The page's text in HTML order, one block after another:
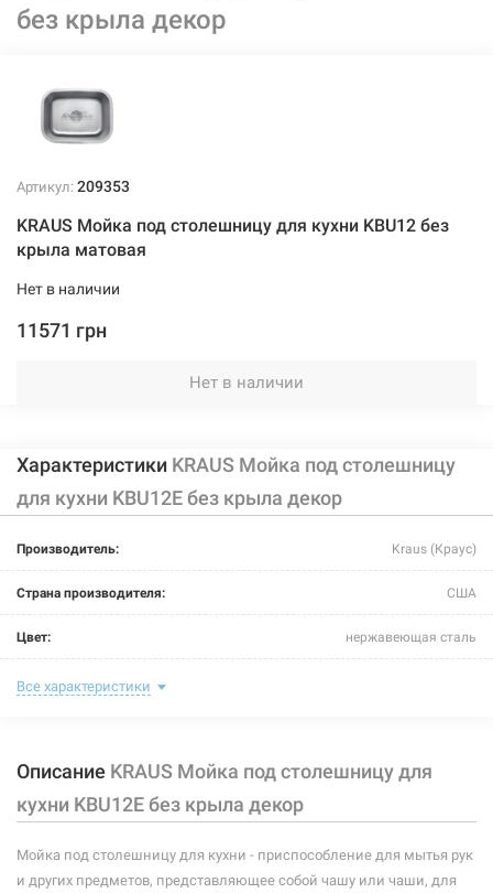
без крыла декор
Артикул: 209353
KRAUS Мойка под столешницу для кухни KBU12 без
крыла матовая
Нет в наличии
11571 грн
Нет в наличии
Характеристики KRAUS Мойка под столешницу
для кухни KBU12E без крыла декор
Производитель: Kraus (Краус)
Страна производителя: США
Цвет: нержавеющая сталь
Тип монтажа:
Размер мойки (длина/ширина): 584 мм/445 мм
Размер чаши (длина/ширина):
Глубина чаши: 229 мм
Все характеристики
Описание KRAUS Мойка под столешницу для
кухни KBU12E без крыла декор
Мойка под столешницу для кухни - приспособление для мытья рук
и других предметов, представляющее собой чашу или чаши, для